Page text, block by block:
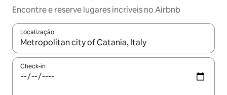
Encontre e reserve lugares incríveis no Airbnb
Localização
Quando os resultados estiverem disponíveis, explore-os
Check-in